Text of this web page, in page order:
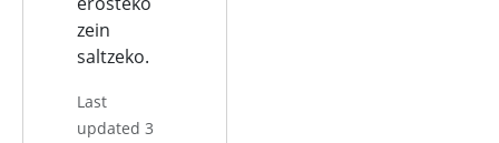
zein
saltzeko.
Last
updated 3